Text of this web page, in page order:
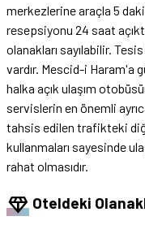
merkezlerine araçla 5
resepsiyonu 24 saat
olanakları sayılabilir.
vardır. Mescid-i Haram'a
halka açık ulaşım
servislerin en önemli
tahsis edilen trafikteki
kullanmaları sayesinde
rahat olmasıdır.
diamond Oteldeki